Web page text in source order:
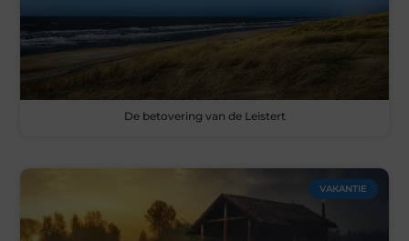
De betovering van de Leistert
VAKANTIE